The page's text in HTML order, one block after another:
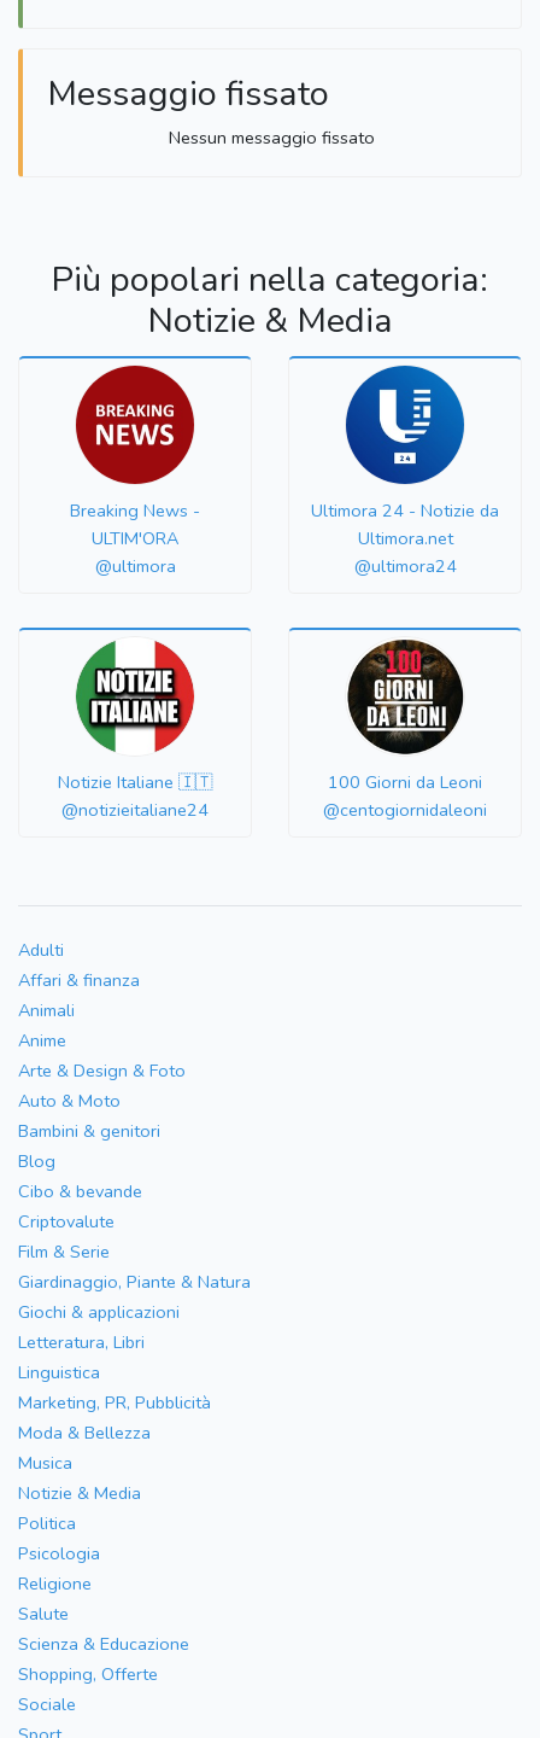
Messaggio fissato
Nessun messaggio fissato
Più popolari nella categoria:
Notizie & Media
Breaking News -
ULTIM'ORA
@ultimora
Ultimora 24 - Notizie da
Ultimora.net
@ultimora24
Notizie Italiane 🇮🇹
@notizieitaliane24
100 Giorni da Leoni
@centogiornidaleoni
Adulti
Affari & finanza
Animali
Anime
Arte & Design & Foto
Auto & Moto
Bambini & genitori
Blog
Cibo & bevande
Criptovalute
Film & Serie
Giardinaggio, Piante & Natura
Giochi & applicazioni
Letteratura, Libri
Linguistica
Marketing, PR, Pubblicità
Moda & Bellezza
Musica
Notizie & Media
Politica
Psicologia
Religione
Salute
Scienza & Educazione
Shopping, Offerte
Sociale